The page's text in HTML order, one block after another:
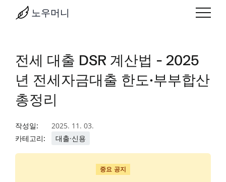
노우머니
전세 대출 DSR 계산법 - 2025
년 전세자금대출 한도·부부합산
총정리
작성일:
2025. 11. 03.
카테고리:
대출·신용
중요 공지